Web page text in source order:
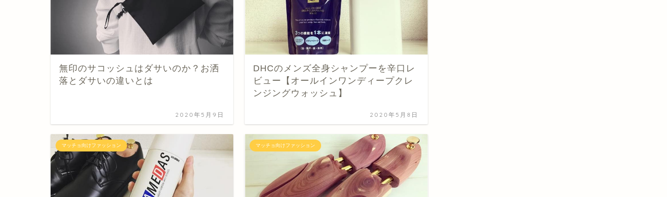
無印のサコッシュはダサいのか？お洒
落とダサいの違いとは
2020年5月9日
DHCのメンズ全身シャンプーを辛口レ
ビュー【オールインワンディープクレ
ンジングウォッシュ】
2020年5月8日
マッチョ向けファッション マッチョ向けファッション